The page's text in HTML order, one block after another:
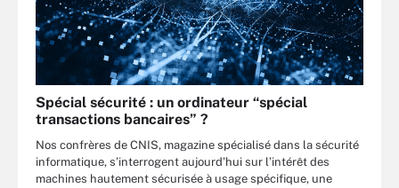
Spécial sécurité : un ordinateur “spécial
transactions bancaires” ?
Nos confrères de CNIS, magazine spécialisé dans la sécurité
informatique, s’interrogent aujourd’hui sur l’intérêt des
machines hautement sécurisée à usage spécifique, une